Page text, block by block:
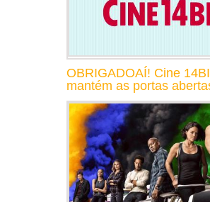
OBRIGADOAÍ! Cine
mantém as portas